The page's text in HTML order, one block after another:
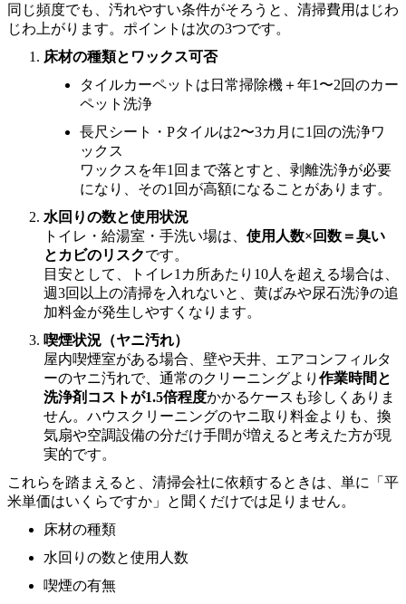
同じ頻度でも、汚れやすい条件がそろうと、清掃費用はじわ
じわ上がります。ポイントは次の3つです。
床材の種類とワックス可否
タイルカーペットは日常掃除機＋年1〜2回のカー
ペット洗浄
長尺シート・Pタイルは2〜3カ月に1回の洗浄ワ
ックス
ワックスを年1回まで落とすと、剥離洗浄が必要
になり、その1回が高額になることがあります。
水回りの数と使用状況
トイレ・給湯室・手洗い場は、 使用人数×回数＝臭い
とカビのリスクです。
目安として、トイレ1カ所あたり10人を超える場合は、
週3回以上の清掃を入れないと、黄ばみや尿石洗浄の追
加料金が発生しやすくなります。
喫煙状況（ヤニ汚れ）
屋内喫煙室がある場合、壁や天井、エアコンフィルタ
ーのヤニ汚れで、通常のクリーニングより 作業時間と
洗浄剤コストが1.5倍程度かかるケースも珍しくありま
せん。ハウスクリーニングのヤニ取り料金よりも、換
気扇や空調設備の分だけ手間が増えると考えた方が現
実的です。
これらを踏まえると、清掃会社に依頼するときは、単に「平
米単価はいくらですか」と聞くだけでは足りません。
床材の種類
水回りの数と使用人数
喫煙の有無